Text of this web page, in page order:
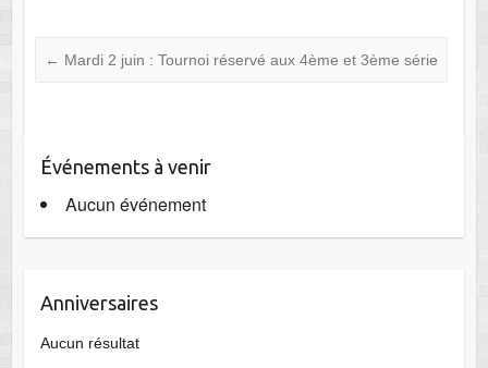
← Mardi 2 juin : Tournoi réservé aux 4ème et 3ème série
Événements à venir
Aucun événement
Anniversaires
Aucun résultat